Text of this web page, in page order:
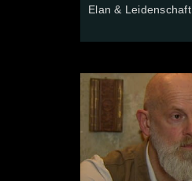
Elan & Leidenschaft